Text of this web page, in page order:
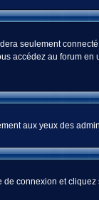
seulement
accédez au forum
aux yeux des
de connexion et cliquez